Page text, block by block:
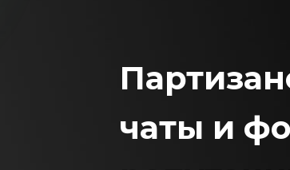
чаты и